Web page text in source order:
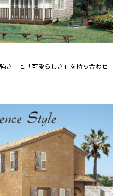
さ」と「可愛らしさ」を持ち合わせ